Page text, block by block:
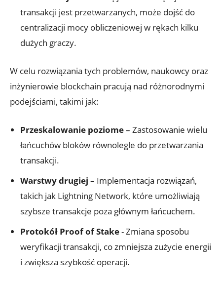
‌transakcji jest przetwarzanych, może dojść do
centralizacji mocy obliczeniowej w ⁣rękach kilku
⁢dużych graczy.
W celu rozwiązania tych problemów, naukowcy oraz
inżynierowie blockchain pracują nad różnorodnymi
podejściami, takimi jak:
Przeskalowanie poziome– Zastosowanie wielu
łańcuchów bloków ⁢równolegle do przetwarzania
transakcji.
Warstwy drugiej – Implementacja rozwiązań,
⁤takich jak⁣ Lightning Network, które umożliwiają
szybsze transakcje poza głównym łańcuchem.
Protokół Proof of Stake‍- Zmiana sposobu
weryfikacji transakcji, co zmniejsza zużycie energii
i zwiększa szybkość operacji.